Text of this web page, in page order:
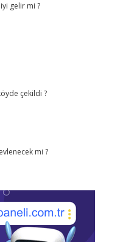
gelir mi ?
çekildi ?
mi ?